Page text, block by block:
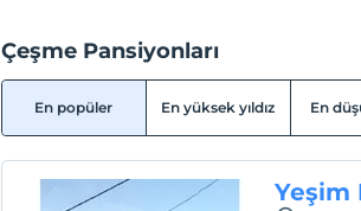
Çeşme Pansiyonları
En popüler En yüksek yıldız En
Yeşim